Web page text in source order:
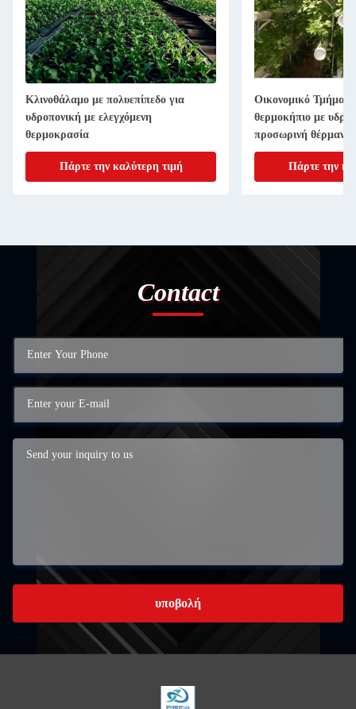
Κλινοθάλαμο με πολυεπίπεδο για
υδροπονική με ελεγχόμενη
θερμοκρασία
Πάρτε την καλύτερη τιμή
Οικονομικό Τμήμα
θερμοκήπιο με
προσωρινή
Πάρτε την
Contact
υποβολή